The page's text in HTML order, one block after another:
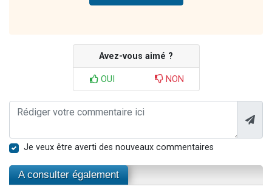
Avez-vous aimé ?
OUI NON
Je veux être averti des nouveaux commentaires
A consulter également